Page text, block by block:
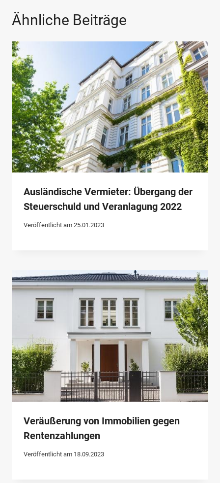
Ähnliche Beiträge
Ausländische Vermieter: Übergang der
Steuerschuld und Veranlagung 2022
Veröffentlicht am 25.01.2023
Veräußerung von Immobilien gegen
Rentenzahlungen
Veröffentlicht am 18.09.2023